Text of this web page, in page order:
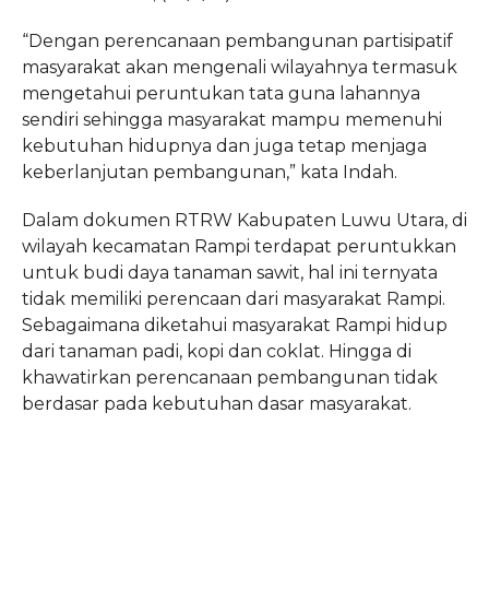
“Dengan perencanaan pembangunan partisipatif
masyarakat akan mengenali wilayahnya termasuk
mengetahui peruntukan tata guna lahannya
sendiri sehingga masyarakat mampu memenuhi
kebutuhan hidupnya dan juga tetap menjaga
keberlanjutan pembangunan,” kata Indah.
Dalam dokumen RTRW Kabupaten Luwu Utara, di
wilayah kecamatan Rampi terdapat peruntukkan
untuk budi daya tanaman sawit, hal ini ternyata
tidak memiliki perencaan dari masyarakat Rampi.
Sebagaimana diketahui masyarakat Rampi hidup
dari tanaman padi, kopi dan coklat. Hingga di
khawatirkan perencanaan pembangunan tidak
berdasar pada kebutuhan dasar masyarakat.